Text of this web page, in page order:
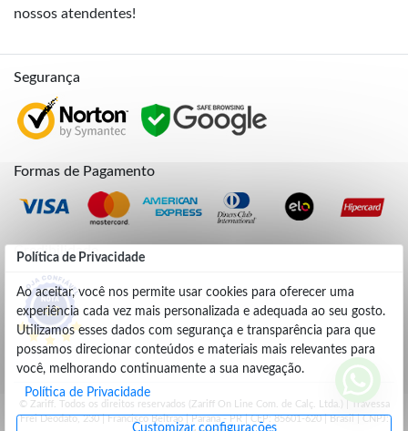
Política de Privacidade
Ao aceitar, você nos permite usar cookies para oferecer uma
experiência cada vez mais personalizada e adequada ao seu gosto.
Utilizamos esses dados com segurança e transparência para que
possamos direcionar conteúdos e materiais mais relevantes para
você, melhorando continuamente a sua navegação.
Política de Privacidade
Customizar configurações
nossos atendentes!
Segurança
Formas de Pagamento
Credibilidade
4.9
© Zariff. Todos os direitos reservados (Zariff On Line Com. de Calç. Ltda.) | Travessa
Frei Deodato, 230 | Francisco Beltrão | Parana - PR | CEP: 85601-620 | Brasil | CNPJ: